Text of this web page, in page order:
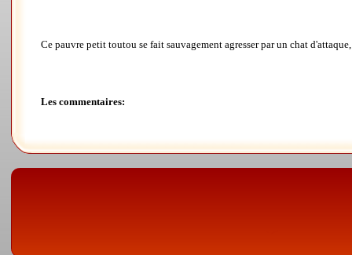
Ce pauvre petit toutou se fait sauvagement agresser par un chat
Les commentaires: